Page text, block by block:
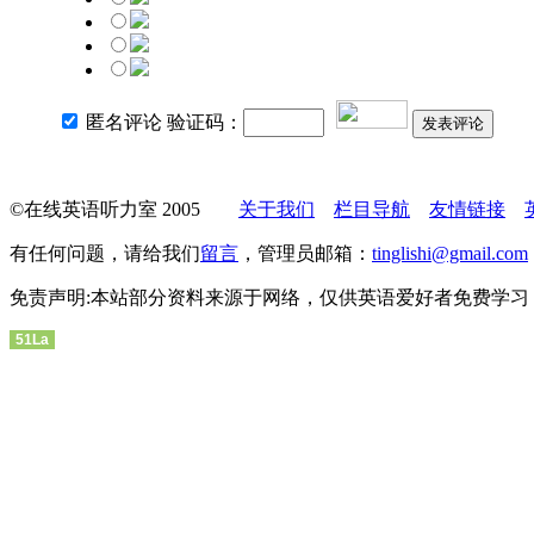
匿名评论 验证码： 发表评论
©在线英语听力室 2005 关于我们 栏目导航 友情链接
有任何问题，请给我们留言 ，管理员邮箱： tinglishi@gmail.com
免责声明:本站部分资料来源于网络，仅供英语爱好者免费学
51La